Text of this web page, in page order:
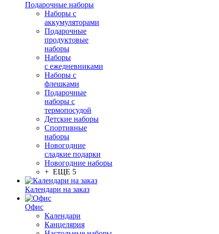
Подарочные наборы
Наборы с
аккумуляторами
Подарочные
продуктовые
наборы
Наборы
с ежедневниками
Наборы с
флешками
Подарочные
наборы с
термопосудой
Детские наборы
Спортивные
наборы
Новогодние
сладкие подарки
Новогодние наборы
+ ЕЩЕ 5
Календари на заказ
Офис
Календари
Канцелярия